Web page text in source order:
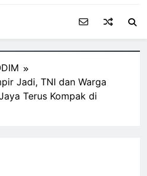
Jadi, TNI dan Warga
Terus Kompak di